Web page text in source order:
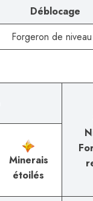
Déblocage
Forgeron de niveau
Minerais
étoilés